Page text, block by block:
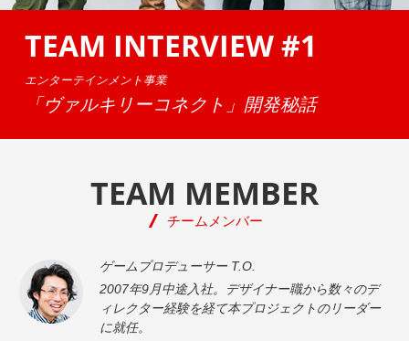
TEAM INTERVIEW #1
エンターテインメント事業
「ヴァルキリーコネクト」開発秘話
TEAM MEMBER
チームメンバー
ゲームプロデューサーT.O.
2007年9月中途入社。デザイナー職から数々のデ
ィレクター経験を経て本プロジェクトのリーダー
に就任。